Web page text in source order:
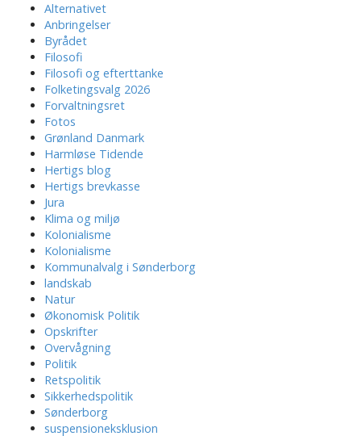
Alternativet
Anbringelser
Byrådet
Filosofi
Filosofi og efterttanke
Folketingsvalg 2026
Forvaltningsret
Fotos
Grønland Danmark
Harmløse Tidende
Hertigs blog
Hertigs brevkasse
Jura
Klima og miljø
Kolonialisme
Kolonialisme
Kommunalvalg i Sønderborg
landskab
Natur
Økonomisk Politik
Opskrifter
Overvågning
Politik
Retspolitik
Sikkerhedspolitik
Sønderborg
suspensioneksklusion